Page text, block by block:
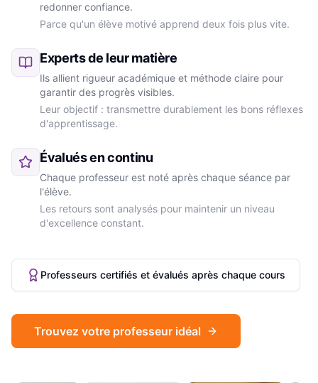
redonner confiance.
Parce qu'un élève motivé apprend deux fois plus vite.
Experts de leur matière
Ils allient rigueur académique et méthode claire pour
garantir des progrès visibles.
Leur objectif : transmettre durablement les bons réflexes
d'apprentissage.
Évalués en continu
Chaque professeur est noté après chaque séance par
l'élève.
Les retours sont analysés pour maintenir un niveau
d'excellence constant.
Professeurs certifiés et évalués après chaque cours
Trouvez votre professeur idéal